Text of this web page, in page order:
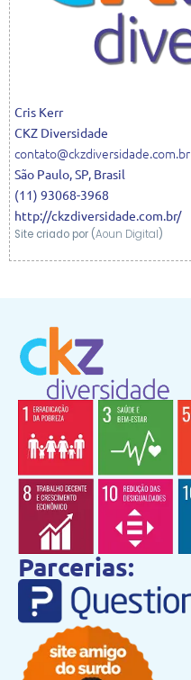
Cris Kerr
CKZ Diversidade
contato@ckzdiversidade.com.br
São Paulo,SP, Brasil
(11) 93068-3968
http://ckzdiversidade.com.br/
Site criado por (Aoun Digital)
Parcerias: